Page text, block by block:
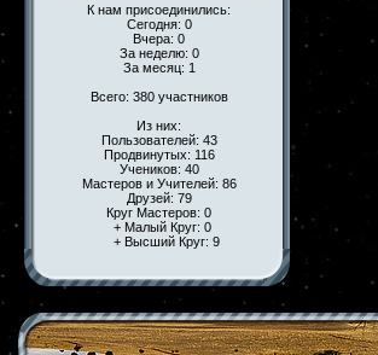
К нам присоединились:
Сегодня: 0
Вчера: 0
За неделю: 0
За месяц: 1
Всего: 380 участников
Из них:
Пользователей: 43
Продвинутых: 116
Учеников: 40
Мастеров и Учителей: 86
Друзей: 79
Круг Мастеров: 0
+ Малый Круг: 0
+ Высший Круг: 9